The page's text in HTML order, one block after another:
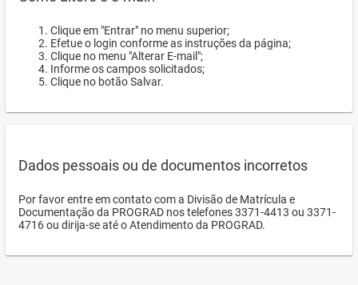
Clique em "Entrar" no menu superior;
Efetue o login conforme as instruções da página;
Clique no menu "Alterar E-mail";
Informe os campos solicitados;
Clique no botão Salvar.
Dados pessoais ou de documentos incorretos
Por favor entre em contato com a Divisão de Matrícula e
Documentação da PROGRAD nos telefones 3371-4413 ou 3371-
4716 ou dirija-se até o Atendimento da PROGRAD.